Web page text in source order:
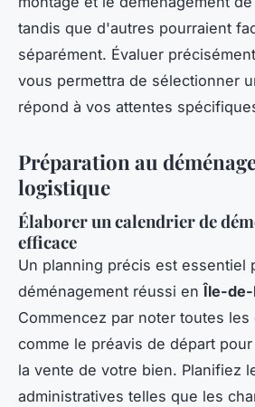
tandis que d'autres pourraient
séparément. Évaluer
vous permettra de sélectionner
répond à vos attentes
Préparation au
logistique
Élaborer un calendrier de
efficace
Un planning précis est essentiel
déménagement réussi en Île-
Commencez par noter toutes les
comme le préavis de départ
la vente de votre bien. Planifiez
administratives telles que les